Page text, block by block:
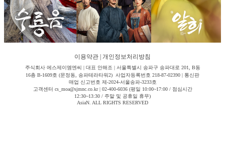
이용약관 개인정보처리방침
주식회사 에스제이엠엔씨 | 대표 안해조 | 서울특별시 송파구 송파대로 201, B동
16층 B-1609호 (문정동, 송파테라타워2) 사업자등록번호 218-87-02390 | 통신판
매업 신고번호 제-2024-서울송파-3233호
고객센터 cs_moa@sjmnc.co.kr | 02-400-6036 (평일 10:00~17:00 / 점심시간
12:30~13:30 / 주말 및 공휴일 휴무)
AsiaN. ALL RIGHTS RESERVED